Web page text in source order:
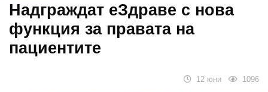
Надграждат еЗдраве с нова
функция за правата на
пациентите
12 юни 1096